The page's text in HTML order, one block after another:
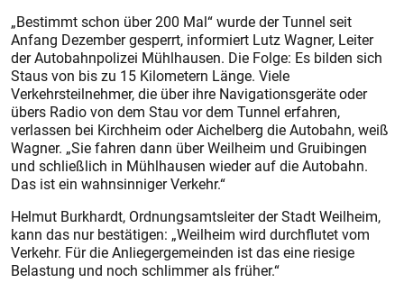
„Bestimmt schon über 200 Mal“ wurde der Tunnel seit
Anfang Dezember gesperrt, informiert Lutz Wagner, Leiter
der Autobahnpolizei Mühlhausen. Die Folge: Es bilden sich
Staus von bis zu 15 Kilometern Länge. Viele
Verkehrsteilnehmer, die über ihre Navigationsgeräte oder
übers Radio von dem Stau vor dem Tunnel erfahren,
verlassen bei Kirchheim oder Aichelberg die Autobahn, weiß
Wagner. „Sie fahren dann über Weilheim und Gruibingen
und schließlich in Mühlhausen wieder auf die Autobahn.
Das ist ein wahnsinniger Verkehr.“
Helmut Burkhardt, Ordnungsamtsleiter der Stadt Weilheim,
kann das nur bestätigen: „Weilheim wird durchflutet vom
Verkehr. Für die Anliegergemeinden ist das eine riesige
Belastung und noch schlimmer als früher.“